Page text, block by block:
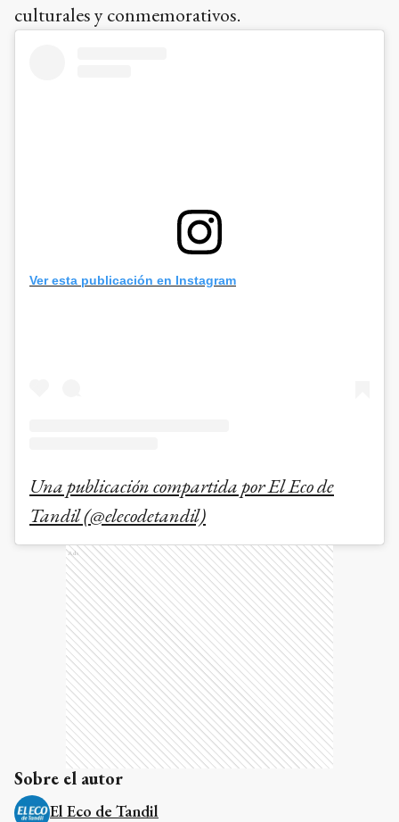
culturales y conmemorativos.
Ver esta publicación en Instagram
Una publicación compartida por El Eco de
Tandil (@elecodetandil)
Ads
Sobre el autor
El Eco de Tandil